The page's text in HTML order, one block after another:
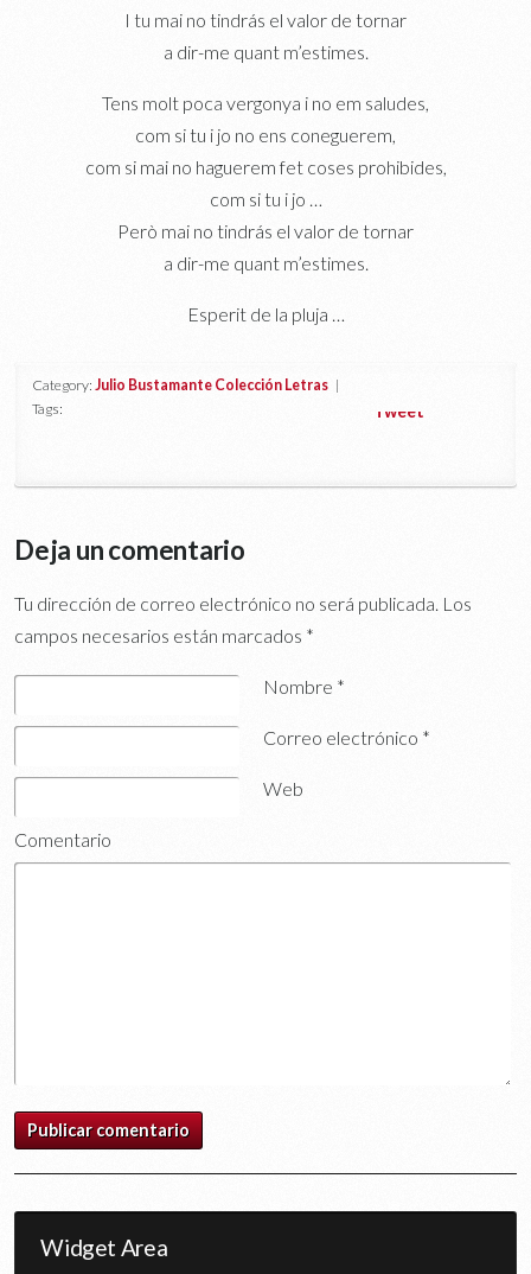
I tu mai no tindrás el valor de tornar
a dir-me quant m’estimes.
Tens molt poca vergonya i no em saludes,
com si tu i jo no ens coneguerem,
com si mai no haguerem fet coses prohibides,
com si tu i jo …
Però mai no tindrás el valor de tornar
a dir-me quant m’estimes.
Esperit de la pluja …
Category:Julio Bustamante Colección Letras |
Tags:
Tweet
Deja un comentario
Tu dirección de correo electrónico no será publicada. Los
campos necesarios están marcados *
Nombre *
Correo electrónico *
Web
Comentario
Widget Area